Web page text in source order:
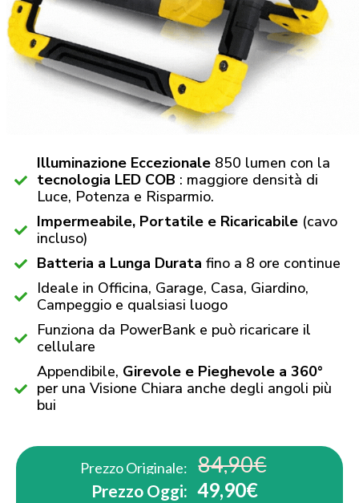
Illuminazione Eccezionale 850 lumen con la
tecnologia LED COB : maggiore densità di
Luce, Potenza e Risparmio.
Impermeabile, Portatile e Ricaricabile (cavo
incluso)
Batteria a Lunga Durata fino a 8 ore continue
Ideale in Officina, Garage, Casa, Giardino,
Campeggio e qualsiasi luogo
Funziona da PowerBank e può ricaricare il
cellulare
Appendibile, Girevole e Pieghevole a 360°
per una Visione Chiara anche degli angoli più
bui
Prezzo Originale: 84,90€
Prezzo Oggi: 49,90€